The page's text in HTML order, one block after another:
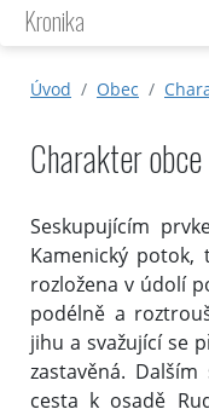
Kronika
Úvod Obec
Charakter obce
Seskupujícím
Kamenický potok,
rozložena v údolí
podélně a
jihu a svažující se
zastavěná.
cesta k osadě